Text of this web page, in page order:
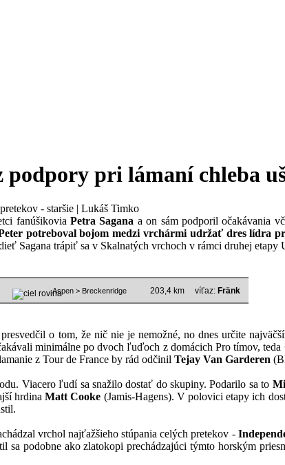
podpory pri lámaní chleba
- staršie | Lukáš Timko
fanúšikovia Petra Sagana a on sám podporil očakávania
potreboval bojom medzi vrchármi udržať dres lídra
Sagana trápiť sa v Skalnatých vrchoch v rámci druhej etapy
Aspen > Breckenridge 203,4 km víťaz: Fränk
o tom, že nič nie je nemožné, no dnes určite
minimálne po dvoch ľuďoch z domácich Pro tímov, teda
z Tour de France by rád odčinil Tejay Van Garderen
Viacero ľudí sa snažilo dostať do skupiny. Podarilo sa to
hrdinaMatt Cooke (Jamis-Hagens). V polovici etapy ich
vrchol najťažšieho stúpania celých pretekov -
sa podobne ako zlatokopi prechádzajúci týmto horským